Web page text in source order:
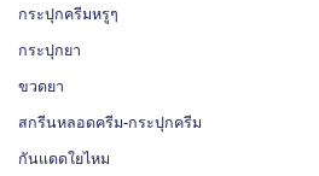
กระปุกครีมหรูๆ
กระปุกยา
ขวดยา
สกรีนหลอดครีม-กระปุกครีม
กันแดดใยไหม